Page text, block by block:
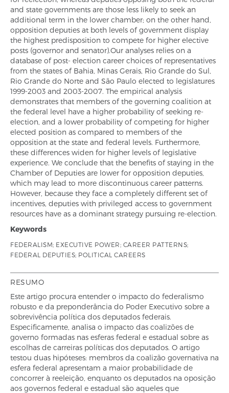
and state governments are those less likely to seek an
additional term in the lower chamber; on the other hand,
opposition deputies at both levels of government display
the highest predisposition to compete for higher elective
posts (governor and senator).Our analyses relies on a
database of post- election career choices of representatives
from the states of Bahia, Minas Gerais, Rio Grande do Sul,
Rio Grande do Norte and São Paulo elected to legislatures
1999-2003 and 2003-2007. The empirical analysis
demonstrates that members of the governing coalition at
the federal level have a higher probability of seeking re-
election, and a lower probability of competing for higher
elected position as compared to members of the
opposition at the state and federal levels. Furthermore,
these differences widen for higher levels of legislative
experience. We conclude that the benefits of staying in the
Chamber of Deputies are lower for opposition deputies,
which may lead to more discontinuous career patterns.
However, because they face a completely different set of
incentives, deputies with privileged access to government
resources have as a dominant strategy pursuing re-election.
Keywords
FEDERALISM; EXECUTIVE POWER; CAREER PATTERNS;
FEDERAL DEPUTIES; POLITICAL CAREERS
RESUMO
Este artigo procura entender o impacto do federalismo
robusto e da preponderância do Poder Executivo sobre a
sobrevivência política dos deputados federais.
Especificamente, analisa o impacto das coalizões de
governo formadas nas esferas federal e estadual sobre as
escolhas de carreiras políticas dos deputados. O artigo
testou duas hipóteses: membros da coalizão governativa na
esfera federal apresentam a maior probabilidade de
concorrer à reeleição, enquanto os deputados na oposição
aos governos federal e estadual são aqueles que